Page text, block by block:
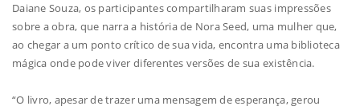
Daiane Souza, os participantes compartilharam suas impressões
sobre a obra, que narra a história de Nora Seed, uma mulher que,
ao chegar a um ponto crítico de sua vida, encontra uma biblioteca
mágica onde pode viver diferentes versões de sua existência.
“O livro, apesar de trazer uma mensagem de esperança, gerou